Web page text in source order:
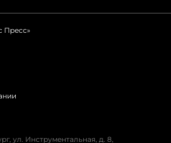
Пресс»
ул. Инструментальная, д. 8,